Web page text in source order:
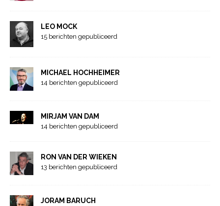
LEO MOCK
15 berichten gepubliceerd
MICHAEL HOCHHEIMER
14 berichten gepubliceerd
MIRJAM VAN DAM
14 berichten gepubliceerd
RON VAN DER WIEKEN
13 berichten gepubliceerd
JORAM BARUCH